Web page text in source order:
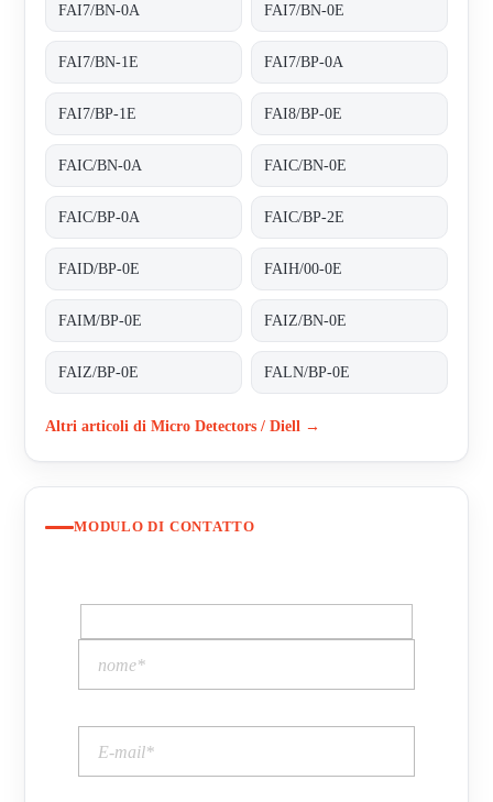
FAI7/BN-0A FAI7/BN-0E
FAI7/BN-1E FAI7/BP-0A
FAI7/BP-1E FAI8/BP-0E
FAIC/BN-0A FAIC/BN-0E
FAIC/BP-0A FAIC/BP-2E
FAID/BP-0E FAIH/00-0E
FAIM/BP-0E FAIZ/BN-0E
FAIZ/BP-0E FALN/BP-0E
Altri articoli di Micro Detectors / Diell →
MODULO DI CONTATTO